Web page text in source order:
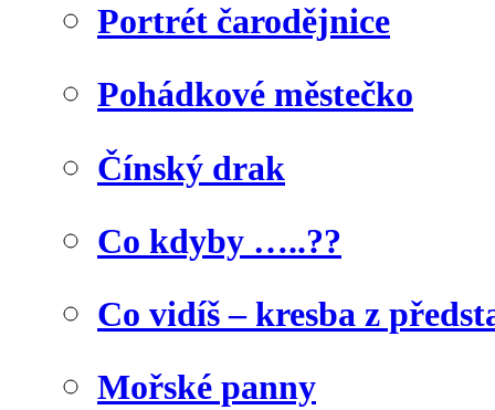
Portrét čarodějnice
Pohádkové městečko
Čínský drak
Co kdyby …..??
Co vidíš – kresba z
Mořské panny